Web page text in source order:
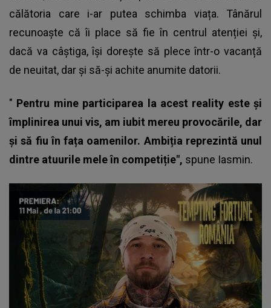
călătoria care i-ar putea schimba viața. Tânărul
recunoaște că îi place să fie în centrul atenției și,
dacă va câștiga, își dorește să plece într-o vacanță
de neuitat, dar și să-și achite anumite datorii.
" Pentru mine participarea la acest reality este și
împlinirea unui vis, am iubit mereu provocările, dar
și să fiu în fața oamenilor. Ambiția reprezintă unul
dintre atuurile mele în competiție", spune Iasmin.